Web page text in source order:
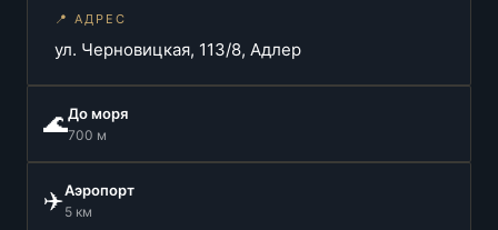
📍 АДРЕС
ул. Черновицкая, 113/8, Адлер
🌊До моря
700 м
✈️Аэропорт
5 км